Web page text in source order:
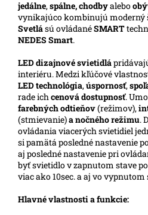
jedálne,spálne, chodbyalebo
vynikajúco kombinujú moderný
Svetlású ovládanéSMART
NEDES Smart.
LEDdizajnové svietidlá
interiéru. Medzi kľúčové
LED technológia,úspornosť,
rade ichcenová dostupnosť.
farebných odtieňov(režimov),
(stmievanie)a nočného režimu.
ovládania viacerých svietidiel
si pamätá posledné nastavenie
aj posledné nastavenie pri
byť svietidlo v zapnutom stave
viac ako 10sec. a aj vo vypnutom
Hlavné vlastnosti a funkcie: